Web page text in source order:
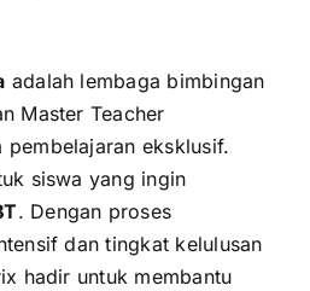
adalah lembaga bimbingan
Master Teacher
pembelajaran eksklusif.
siswa yang ingin
. Dengan proses
dan tingkat kelulusan
hadir untuk membantu